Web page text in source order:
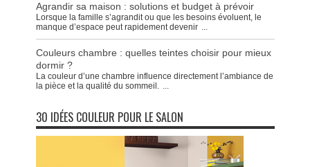
Agrandir sa maison : solutions et budget à prévoir
Lorsque la famille s’agrandit ou que les besoins évoluent, le
manque d’espace peut rapidement devenir ...
Couleurs chambre : quelles teintes choisir pour mieux
dormir ?
La couleur d’une chambre influence directement l’ambiance de
la pièce et la qualité du sommeil. ...
30 IDÉES COULEUR POUR LE SALON